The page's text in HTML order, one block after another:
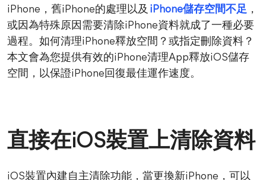
iPhone，舊iPhone的處理以及 iPhone儲存空間不足，
或因為特殊原因需要清除iPhone資料就成了一種必要
過程。如何清理iPhone釋放空間？或指定刪除資料？
本文會為您提供有效的iPhone清理App釋放iOS儲存
空間，以保證iPhone回復最佳運作速度。
直接在iOS裝置上清除資料
iOS裝置內建自主清除功能，當更換新iPhone，可以